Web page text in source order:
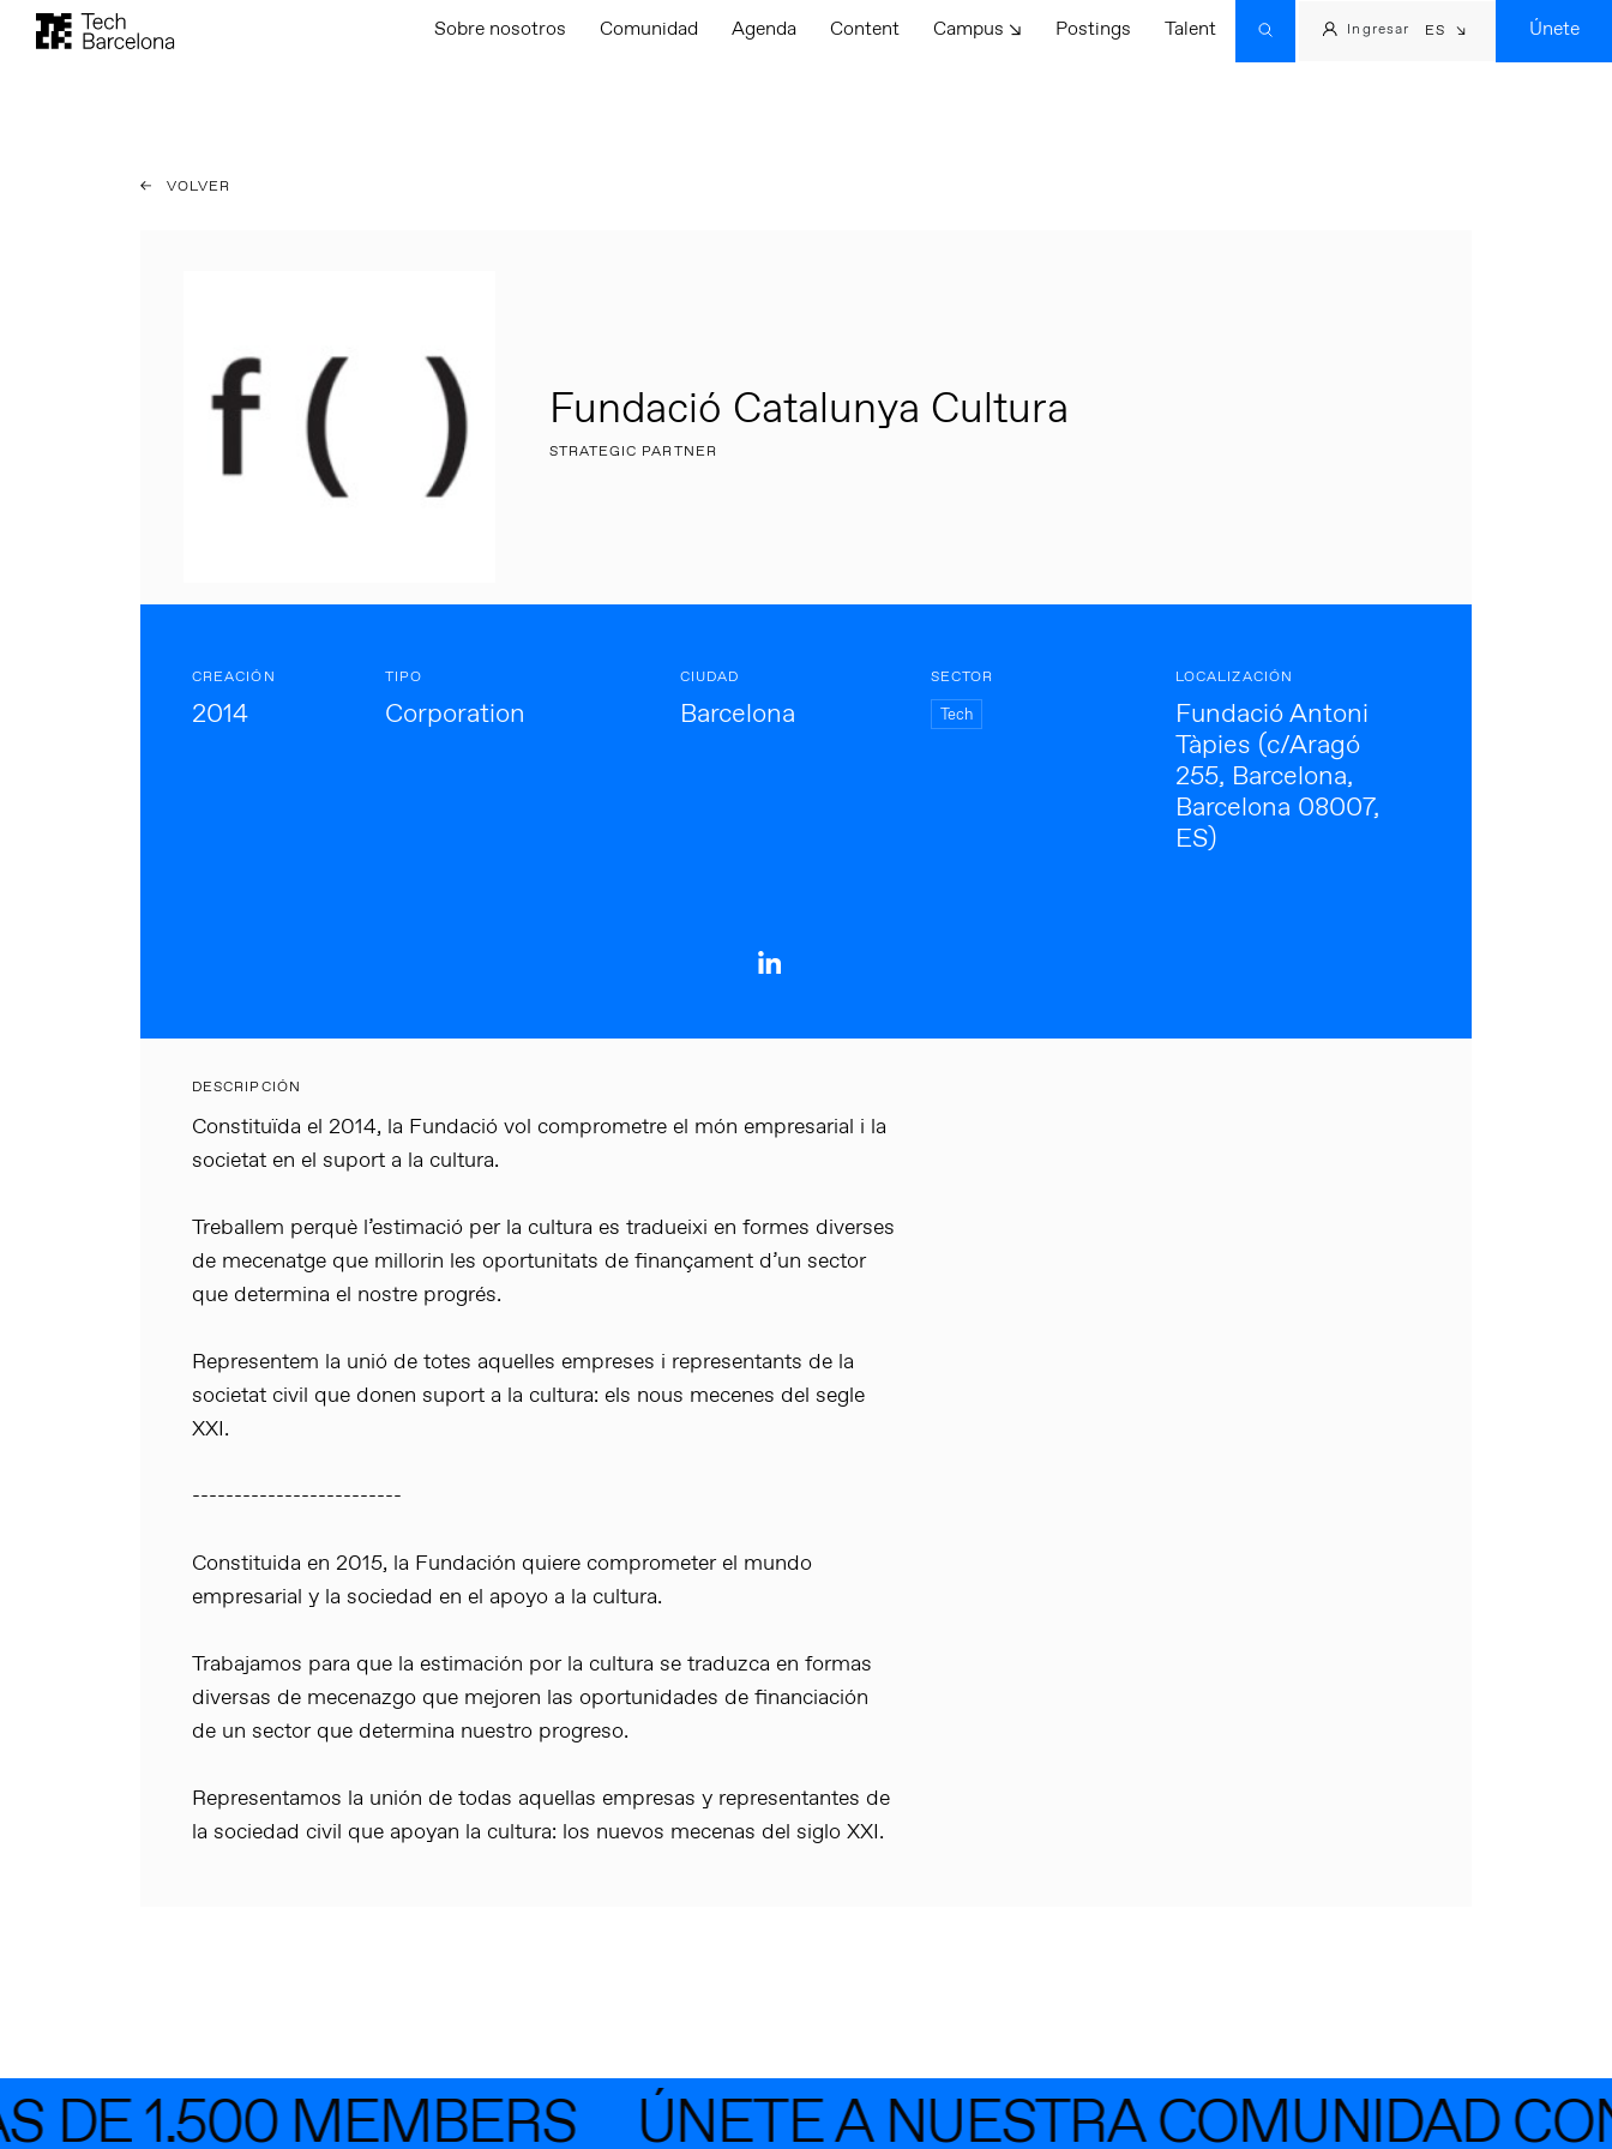
Sobre nosotros Comunidad Agenda Content Campus ↘ Postings Talent Ingresar ES Únete
VOLVER
Fundació Catalunya Cultura
STRATEGIC PARTNER
CREACIÓN
2014
TIPO
Corporation
CIUDAD
Barcelona
SECTOR
Tech
LOCALIZACIÓN
Fundació Antoni
Tàpies (c/Aragó
255, Barcelona,
Barcelona 08007,
ES)
DESCRIPCIÓN
Constituïda el 2014, la Fundació vol comprometre el món empresarial i la
societat en el suport a la cultura.
Treballem perquè l’estimació per la cultura es tradueixi en formes diverses
de mecenatge que millorin les oportunitats de finançament d’un sector
que determina el nostre progrés.
Representem la unió de totes aquelles empreses i representants de la
societat civil que donen suport a la cultura: els nous mecenes del segle
XXI.
-------------------------
Constituida en 2015, la Fundación quiere comprometer el mundo
empresarial y la sociedad en el apoyo a la cultura.
Trabajamos para que la estimación por la cultura se traduzca en formas
diversas de mecenazgo que mejoren las oportunidades de financiación
de un sector que determina nuestro progreso.
Representamos la unión de todas aquellas empresas y representantes de
la sociedad civil que apoyan la cultura: los nuevos mecenas del siglo XXI.
1.500 MEMBERS ÚNETE A NUESTRA COMUNIDAD